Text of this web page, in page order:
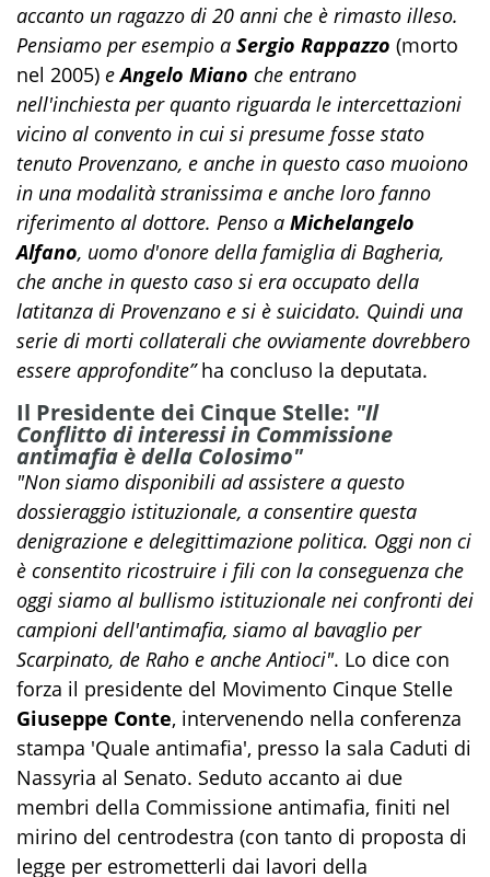
accanto un ragazzo di 20 anni che è rimasto illeso.
Pensiamo per esempio a Sergio Rappazzo (morto
nel 2005) eAngelo Miano che entrano
nell'inchiesta per quanto riguarda le intercettazioni
vicino al convento in cui si presume fosse stato
tenuto Provenzano, e anche in questo caso muoiono
in una modalità stranissima e anche loro fanno
riferimento al dottore. Penso a Michelangelo
Alfano, uomo d'onore della famiglia di Bagheria,
che anche in questo caso si era occupato della
latitanza di Provenzano e si è suicidato. Quindi una
serie di morti collaterali che ovviamente dovrebbero
essere approfondite”ha concluso la deputata.
Il Presidente dei Cinque Stelle: "Il
Conflitto di interessi in Commissione
antimafia è della Colosimo"
"Non siamo disponibili ad assistere a questo
dossieraggio istituzionale, a consentire questa
denigrazione e delegittimazione politica. Oggi non ci
è consentito ricostruire i fili con la conseguenza che
oggi siamo al bullismo istituzionale nei confronti dei
campioni dell'antimafia, siamo al bavaglio per
Scarpinato, de Raho e anche Antioci". Lo dice con
forza il presidente del Movimento Cinque Stelle
Giuseppe Conte, intervenendo nella conferenza
stampa 'Quale antimafia', presso la sala Caduti di
Nassyria al Senato. Seduto accanto ai due
membri della Commissione antimafia, finiti nel
mirino del centrodestra (con tanto di proposta di
legge per estrometterli dai lavori della